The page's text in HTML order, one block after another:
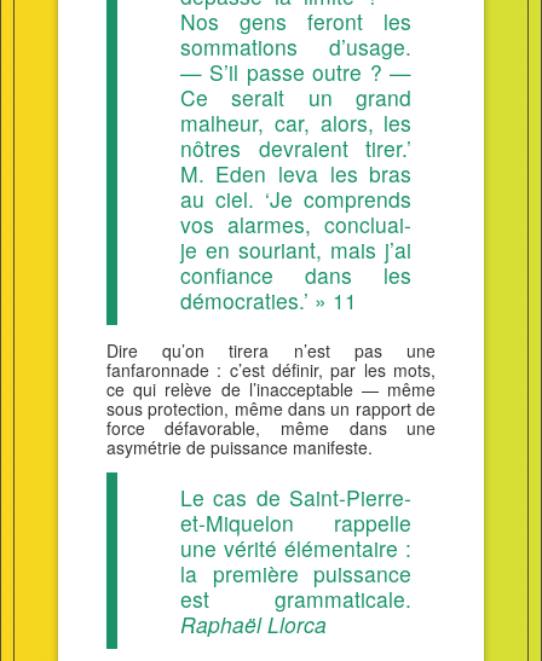
Nos gens feront les
sommations d’usage.
— S’il passe outre ? —
Ce serait un grand
malheur, car, alors, les
nôtres devraient tirer.’
M. Eden leva les bras
au ciel. ‘Je comprends
vos alarmes, concluai-
je en souriant, mais j’ai
confiance dans les
démocraties.’ » 11
Dire qu’on tirera n’est pas une
fanfaronnade : c’est définir, par les mots,
ce qui relève de l’inacceptable — même
sous protection, même dans un rapport de
force défavorable, même dans une
asymétrie de puissance manifeste.
Le cas de Saint-Pierre-
et-Miquelon rappelle
une vérité élémentaire :
la première puissance
est grammaticale.
Raphaël Llorca